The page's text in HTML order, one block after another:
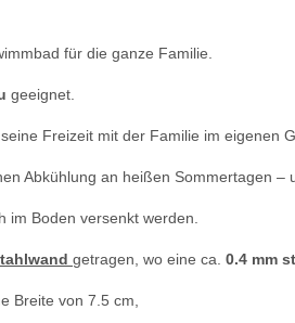
für die ganze Familie.
geeignet.
Freizeit mit der Familie im eigenen
Abkühlung an heißen Sommertagen –
im Boden versenkt werden.
getragen, wo eine ca. 0.4 mm
Breite von 7.5 cm,